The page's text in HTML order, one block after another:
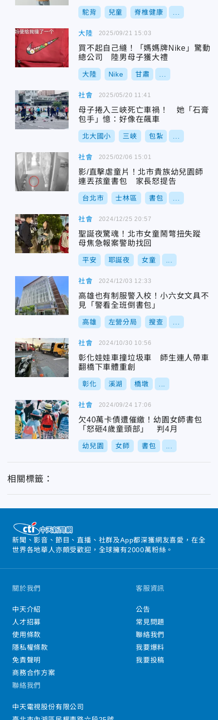
駝背 兒童 脊椎健康
大陸
買不起自己縫！「媽媽牌Nike」驚動
總公司 陸男母子獲大禮
大陸 Nike 甘肅
2025/09/21 15:03
社會
母子捲入三峽死亡車禍！ 她「石膏
包手」憶：好像在飆車
北大國小 三峽 包紮
2025/05/20 11:41
社會
影/直擊虐童片！北市貴族幼兒園師
連丟孩童書包 家長怒提告
台北市 士林區 書包
2025/02/06 15:01
社會
聖誕夜驚魂！北市女童鬧彆扭失蹤
母焦急報案警助找回
平安 耶誕夜 女童
2024/12/25 20:57
社會
高雄也有制服警入校！小六女文具不
見「警看全班倒書包」
高雄 左營分局 搜查
2024/12/03 12:33
社會
彰化娃娃車撞垃圾車 師生連人帶車
翻橋下車體重創
彰化 溪湖 橋墩
2024/10/30 10:56
社會
欠40萬卡債遭催繳！幼園女師書包
「怒砸4歲童頭部」 判4月
幼兒園 女師 書包
2024/09/24 17:06
相關標籤：
新聞、影音、節目、直播、社群及App都深獲網友喜愛，在全
世界各地華人亦頗受歡迎，全球擁有2000萬粉絲。
關於我們
中天介紹
人才招募
使用條款
隱私權條款
免責聲明
商務合作方案
客服資訊
公告
常見問題
聯絡我們
我要爆料
我要投稿
聯絡我們
中天電視股份有限公司